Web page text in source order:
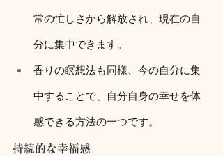
常の忙しさから解放され、現在の自
分に集中できます。
香りの瞑想法も同様、今の自分に集
中することで、自分自身の幸せを体
感できる方法の一つです。
持続的な幸福感